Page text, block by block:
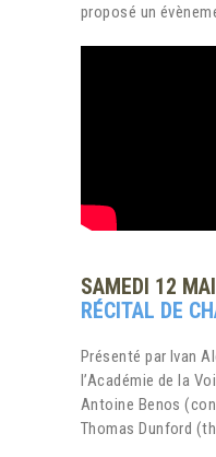
proposé un
SAMEDI 12 MAI
RÉCITAL DE
Présenté par Ivan
l’Académie de la
Antoine Benos
Thomas Dunford